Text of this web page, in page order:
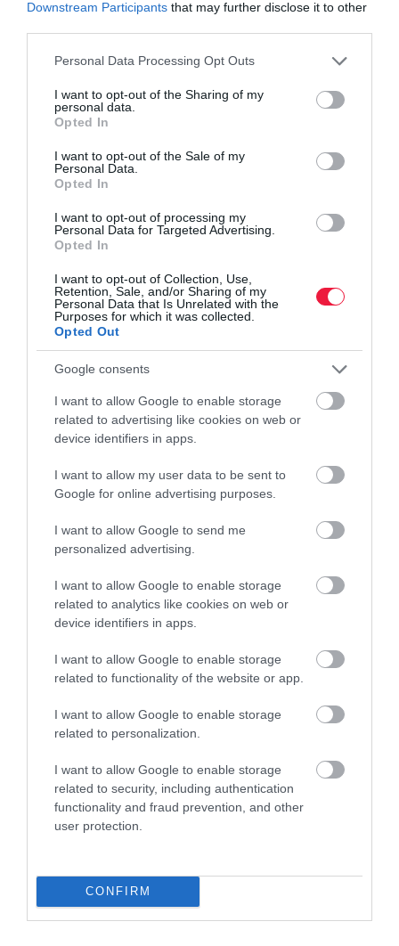
Downstream Participants that may further disclose it to other
Please note that this website/app uses one or more Google
not limited to your visit or usage behaviour. You may click to
grant or deny consent to Google and its third-party tags to
use your data for below specified purposes in below Google
consent section.
Personal Data Processing Opt Outs
I want to opt-out of the Sharing of my
personal data.
Opted In
I want to opt-out of the Sale of my
Personal Data.
Opted In
I want to opt-out of processing my
Personal Data for Targeted Advertising.
Opted In
I want to opt-out of Collection, Use,
Retention, Sale, and/or Sharing of my
Personal Data that Is Unrelated with the
Purposes for which it was collected.
Opted Out
Google consents
I want to allow Google to enable storage
related to advertising like cookies on web or
device identifiers in apps.
I want to allow my user data to be sent to
Google for online advertising purposes.
I want to allow Google to send me
personalized advertising.
I want to allow Google to enable storage
related to analytics like cookies on web or
device identifiers in apps.
I want to allow Google to enable storage
related to functionality of the website or app.
I want to allow Google to enable storage
related to personalization.
I want to allow Google to enable storage
related to security, including authentication
functionality and fraud prevention, and other
user protection.
CONFIRM
közelségben is ott van ez a lehetőség. A kérdés csak az: mikor
veszed észre, hogy eljött az ideje? Mert ha a pihenésbe nem
fektetsz időt, az élet úgyis kikényszeríti. Jobb, ha te döntöd el, hol
helyetted.
pihenés turizmus
Csúcson a használt autók behozatala, ezek a
legnépszerűbb márkák
A magyar parlamenti választások után tartósan 360 forint alá
erősödő euróárfolyam soha nem látott lendületet adott a hazai